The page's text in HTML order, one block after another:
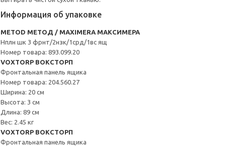
Информация об упаковке
METOD МЕТОД / MAXIMERA МАКСИМЕРА
Нплн шк 3 фрнт/2нзк/1срд/1вс ящ
Номер товара: 893.099.20
VOXTORP ВОКСТОРП
Фронтальная панель ящика
Номер товара: 204.560.27
Ширина: 20 см
Высота: 3 см
Длина: 89 см
Вес: 2.45 кг
VOXTORP ВОКСТОРП
Фронтальная панель ящика